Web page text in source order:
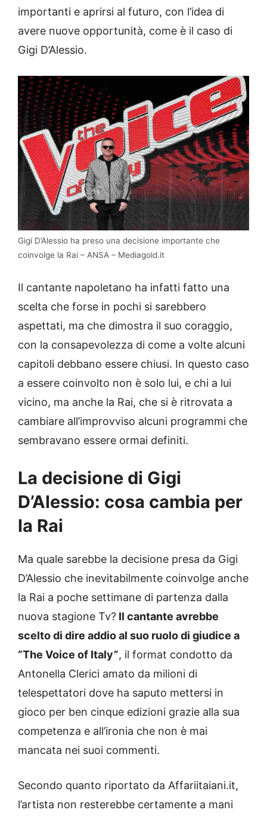
importanti e aprirsi al futuro, con l’idea di
avere nuove opportunità, come è il caso di
Gigi D’Alessio.
Gigi D’Alessio ha preso una decisione importante che
coinvolge la Rai – ANSA – Mediagold.it
Il cantante napoletano ha infatti fatto una
scelta che forse in pochi si sarebbero
aspettati, ma che dimostra il suo coraggio,
con la consapevolezza di come a volte alcuni
capitoli debbano essere chiusi. In questo caso
a essere coinvolto non è solo lui, e chi a lui
vicino, ma anche la Rai, che si è ritrovata a
cambiare all’improvviso alcuni programmi che
sembravano essere ormai definiti.
La decisione di Gigi
D’Alessio: cosa cambia per
la Rai
Ma quale sarebbe la decisione presa da Gigi
D’Alessio che inevitabilmente coinvolge anche
la Rai a poche settimane di partenza dalla
nuova stagione Tv? Il cantante avrebbe
scelto di dire addio al suo ruolo di giudice a
“The Voice of Italy”, il format condotto da
Antonella Clerici amato da milioni di
telespettatori dove ha saputo mettersi in
gioco per ben cinque edizioni grazie alla sua
competenza e all’ironia che non è mai
mancata nei suoi commenti.
Secondo quanto riportato da Affariitaiani.it,
l’artista non resterebbe certamente a mani